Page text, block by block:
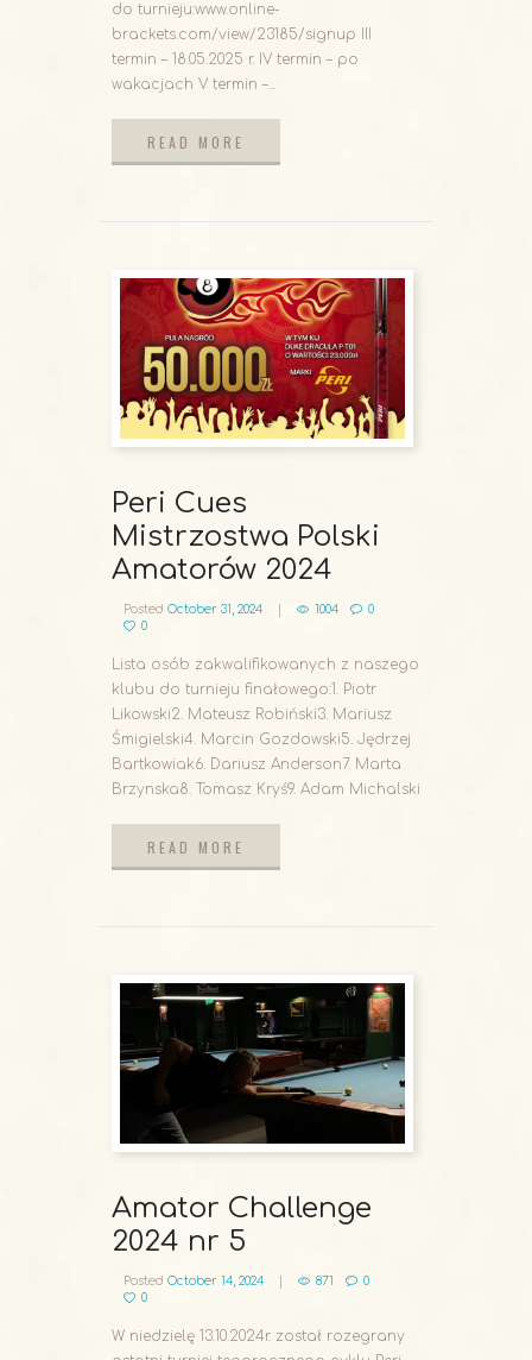
do turnieju:www.online-
brackets.com/view/23185/signup III
termin – 18.05.2025 r. IV termin – po
wakacjach V termin –...
READ MORE
Peri Cues
Mistrzostwa Polski
Amatorów 2024
Posted October 31, 2024 1004
0
0
Lista osób zakwalifikowanych z naszego
klubu do turnieju finałowego:1. Piotr
Likowski2. Mateusz Robiński3. Mariusz
Śmigielski4. Marcin Gozdowski5. Jędrzej
Bartkowiak6. Dariusz Anderson7. Marta
Brzynska8. Tomasz Kryś9. Adam Michalski
READ MORE
Amator Challenge
2024 nr 5
Posted October 14, 2024 871
0
0
W niedzielę 13.10.2024r. został rozegrany